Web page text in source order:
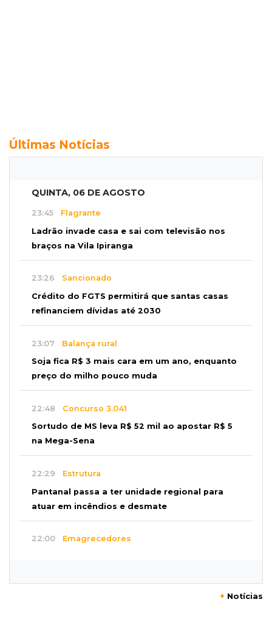
Últimas Notícias
QUINTA, 06 DE AGOSTO
23:45 Flagrante
Ladrão invade casa e sai com televisão nos
braços na Vila Ipiranga
23:26 Sancionado
Crédito do FGTS permitirá que santas casas
refinanciem dívidas até 2030
23:07 Balança rural
Soja fica R$ 3 mais cara em um ano, enquanto
preço do milho pouco muda
22:48 Concurso 3.041
Sortudo de MS leva R$ 52 mil ao apostar R$ 5
na Mega-Sena
22:29 Estrutura
Pantanal passa a ter unidade regional para
atuar em incêndios e desmate
22:00 Emagrecedores
+ Notícias